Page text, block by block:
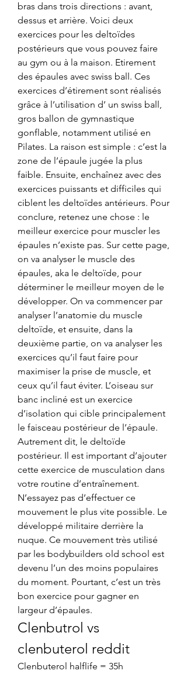
bras dans trois directions : avant,
dessus et arrière. Voici deux
exercices pour les deltoïdes
postérieurs que vous pouvez faire
au gym ou à la maison. Etirement
des épaules avec swiss ball. Ces
exercices d’étirement sont réalisés
grâce à l’utilisation d’ un swiss ball,
gros ballon de gymnastique
gonflable, notamment utilisé en
Pilates. La raison est simple : c’est la
zone de l’épaule jugée la plus
faible. Ensuite, enchaînez avec des
exercices puissants et difficiles qui
ciblent les deltoïdes antérieurs. Pour
conclure, retenez une chose : le
meilleur exercice pour muscler les
épaules n’existe pas. Sur cette page,
on va analyser le muscle des
épaules, aka le deltoïde, pour
déterminer le meilleur moyen de le
développer. On va commencer par
analyser l’anatomie du muscle
deltoïde, et ensuite, dans la
deuxième partie, on va analyser les
exercices qu’il faut faire pour
maximiser la prise de muscle, et
ceux qu’il faut éviter. L’oiseau sur
banc incliné est un exercice
d’isolation qui cible principalement
le faisceau postérieur de l’épaule.
Autrement dit, le deltoïde
postérieur. Il est important d’ajouter
cette exercice de musculation dans
votre routine d’entraînement.
N’essayez pas d’effectuer ce
mouvement le plus vite possible. Le
développé militaire derrière la
nuque. Ce mouvement très utilisé
par les bodybuilders old school est
devenu l’un des moins populaires
du moment. Pourtant, c’est un très
bon exercice pour gagner en
largeur d’épaules.
Clenbutrol vs
clenbuterol reddit
Clenbuterol halflife = 35h